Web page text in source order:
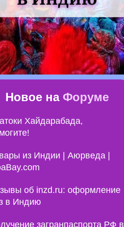
Новое на Форуме
Хайдарабада,
из Индии | Аюрведа |
об inzd.ru: оформление
в Индию
загранпаспорта РФ в